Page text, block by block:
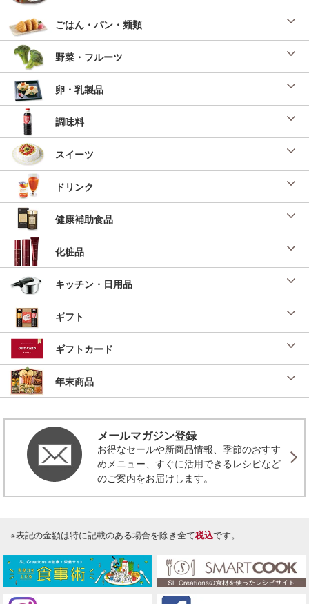
ごはん・パン・麺類
野菜・フルーツ
卵・乳製品
調味料
スイーツ
ドリンク
健康補助食品
化粧品
キッチン・日用品
ギフト
ギフトカード
年末商品
メールマガジン登録
お得なセールや新商品情報、季節のおすす
めメニュー、すぐに活用できるレシピなど
のご案内をお届けします。
※表記の金額は特に記載のある場合を除き全て税込です。